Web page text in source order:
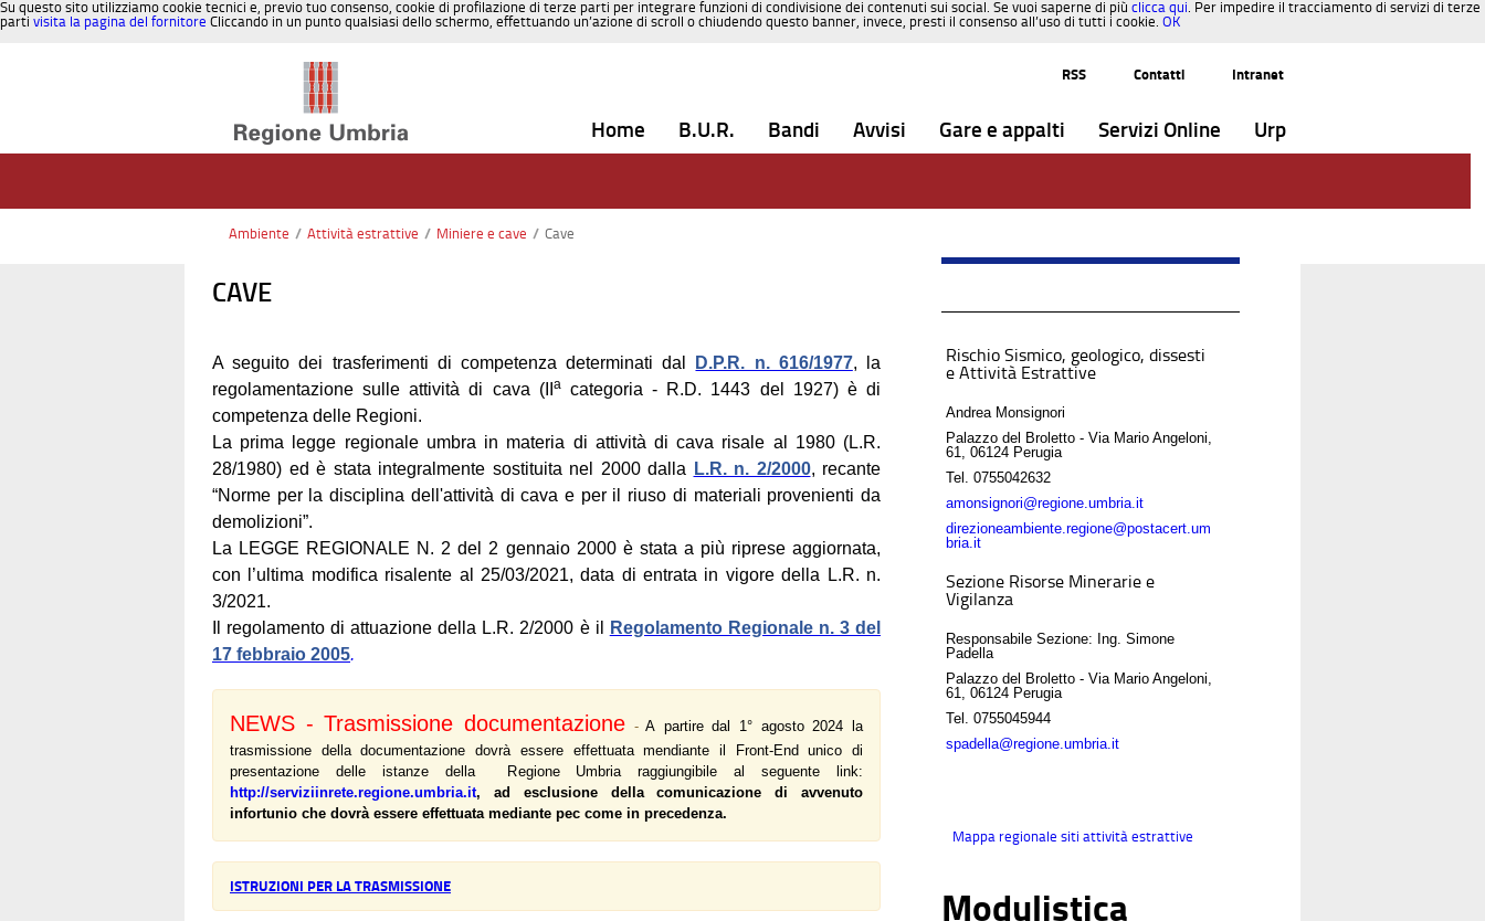
Su questo sito utilizziamo cookie tecnici e, previo tuo consenso, cookie di profilazione di terze parti per integrare funzioni di condivisione dei contenuti sui social. Se vuoi saperne di più clicca qui. Per impedire il tracciamento di servizi di terze
parti visita la pagina del fornitore Cliccando in un punto qualsiasi dello schermo, effettuando un’azione di scroll o chiudendo questo banner, invece, presti il consenso all’uso di tutti i cookie. OK
RSS
Contatti Intranet
Home B.U.R. Bandi Avvisi Gare e appalti Servizi Online Urp
Ambiente / Attività estrattive / Miniere e cave / Cave
CAVE
A seguito dei trasferimenti di competenza determinati dal D.P.R. n. 616/1977, la
regolamentazione sulle attività di cava (II acategoria - R.D. 1443 del 1927) è di
competenza delle Regioni.
La prima legge regionale umbra in materia di attività di cava risale al 1980 (L.R.
28/1980) ed è stata integralmente sostituita nel 2000 dalla
L.R. n. 2/2000, recante
“Norme per la disciplina dell'attività di cava e per il riuso di materiali provenienti da
demolizioni”.
La LEGGE REGIONALE N. 2 del 2 gennaio 2000 è stata a più riprese aggiornata,
con l’ultima modifica risalente al 25/03/2021, data di entrata in vigore della L.R. n.
3/2021.
Il regolamento di attuazione della L.R. 2/2000 è il
Regolamento Regionale n. 3 del
17 febbraio 2005.
NEWS - Trasmissione documentazione-A partire dal 1° agosto 2024 la
trasmissione della documentazione dovrà essere effettuata mendiante il Front-End unico di
presentazione delle istanze della Regione Umbria raggiungibile al seguente link:
http://serviziinrete.regione.umbria.it, ad esclusione della comunicazione di avvenuto
infortunio che dovrà essere effettuata mediante pec come in precedenza.
ISTRUZIONI PER LA TRASMISSIONE
Rischio Sismico, geologico, dissesti
e Attività Estrattive
Andrea Monsignori
Palazzo del Broletto - Via Mario Angeloni,
61, 06124 Perugia
Tel.
0755042632
amonsignori@regione.umbria.it
direzioneambiente.regione@postacert.um
bria.it
Sezione Risorse Minerarie e
Vigilanza
Responsabile Sezione: Ing. Simone
Padella
Palazzo del Broletto - Via Mario Angeloni,
61, 06124 Perugia
Tel.
0755045944
spadella@regione.umbria.it
Mappa regionale siti attività estrattive
Modulistica